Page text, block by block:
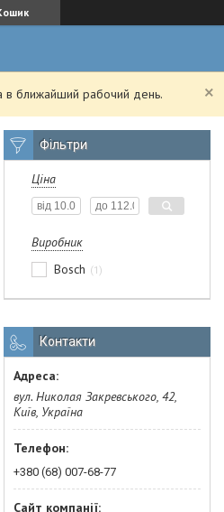
в ближайший рабочий день.
Фільтри
Ціна
Виробник
Bosch
1
Контакти
вул. Николая Закревського, 42,
Київ, Україна
+380 (68) 007-68-77